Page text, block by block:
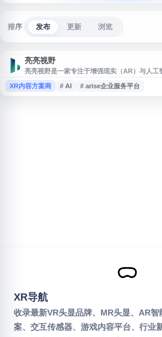
排序 发布 更新 浏览
亮亮视野
亮亮视野是一家专注于增强现实（AR）与人工
面向企业级客户提供AR智能眼镜、远程协作、
等解决方案。其产品与服务应用于工业制造、
XR内容方案商 # AI # arise企业服务平台
XR导航
收录最新VR头显品牌、MR头显、AR智
案、交互传感器、游戏内容平台、行业